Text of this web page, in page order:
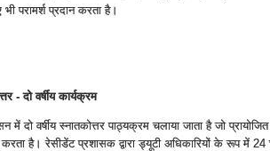
परामर्श प्रदान करता है।
- दो वर्षीय कार्यक्रम
में दो वर्षीय स्‍नातकोत्तर पाठ्यक्रम चलाया जाता है जो
है। रेसीडेंट प्रशासक द्वारा ड्यूटी अधिकारियों के रूप में